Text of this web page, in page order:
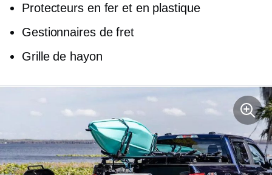
Protecteurs en fer et en plastique
Gestionnaires de fret
Grille de hayon